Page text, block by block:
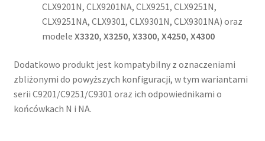
CLX9201N, CLX9201NA, CLX9251, CLX9251N,
CLX9251NA, CLX9301, CLX9301N, CLX9301NA) oraz
modele X3320, X3250, X3300, X4250, X4300
Dodatkowo produkt jest kompatybilny z oznaczeniami
zbliżonymi do powyższych konfiguracji, w tym wariantami
serii C9201/C9251/C9301 oraz ich odpowiednikami o
końcówkach N i NA.